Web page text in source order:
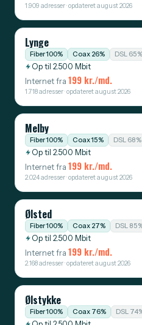
1.909 adresser · opdateret august 2026
Lynge
Fiber 100% Coax 26% DSL 65%
Op til 2.500 Mbit
Internet fra 199 kr./md.
1.718 adresser · opdateret august 2026
Melby
Fiber 100% Coax 15% DSL 68%
Op til 2.500 Mbit
Internet fra 199 kr./md.
2.024 adresser · opdateret august 2026
Ølsted
Fiber 100% Coax 27% DSL
Op til 2.500 Mbit
Internet fra 199 kr./md.
2.168 adresser · opdateret august 2026
Ølstykke
Fiber 100% Coax 76% DSL